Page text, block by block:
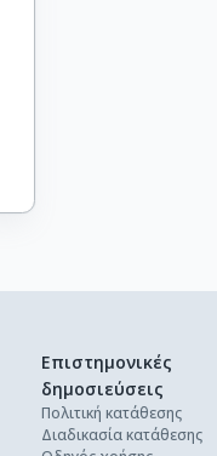
Επιστημονικές
δημοσιεύσεις
Πολιτική κατάθεσης
Διαδικασία κατάθεσης